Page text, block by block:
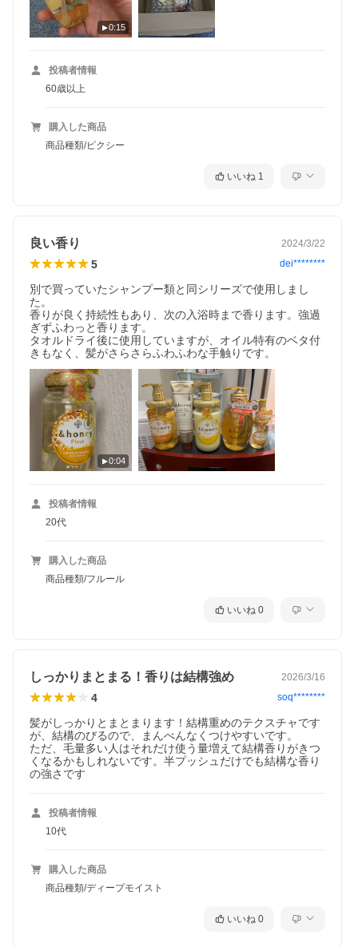
0:15
投稿者情報
60歳以上
購入した商品
商品種類/ピクシー
いいね 1
良い香り 2024/3/22
5 dei********
別で買っていたシャンプー類と同シリーズで使用しまし
た。
香りが良く持続性もあり、次の入浴時まで香ります。強過
ぎずふわっと香ります。
タオルドライ後に使用していますが、オイル特有のベタ付
きもなく、髪がさらさらふわふわな手触りです。
0:04
投稿者情報
20代
購入した商品
商品種類/フルール
いいね 0
しっかりまとまる！香りは結構強め 2026/3/16
4 soq********
髪がしっかりとまとまります！結構重めのテクスチャです
が、結構のびるので、まんべんなくつけやすいです。
ただ、毛量多い人はそれだけ使う量増えて結構香りがきつ
くなるかもしれないです。半プッシュだけでも結構な香り
の強さです
投稿者情報
10代
購入した商品
商品種類/ディープモイスト
いいね 0